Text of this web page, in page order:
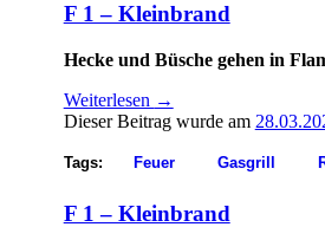
F 1 – Kleinbrand
Hecke und Büsche gehen in
Weiterlesen →
Dieser Beitrag wurde am
Tags: Feuer Gasgrill
F 1 – Kleinbrand